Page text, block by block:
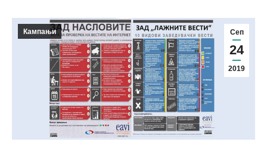
Сеп
24
2019
Кампањи